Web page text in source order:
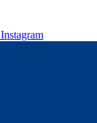
Instagram